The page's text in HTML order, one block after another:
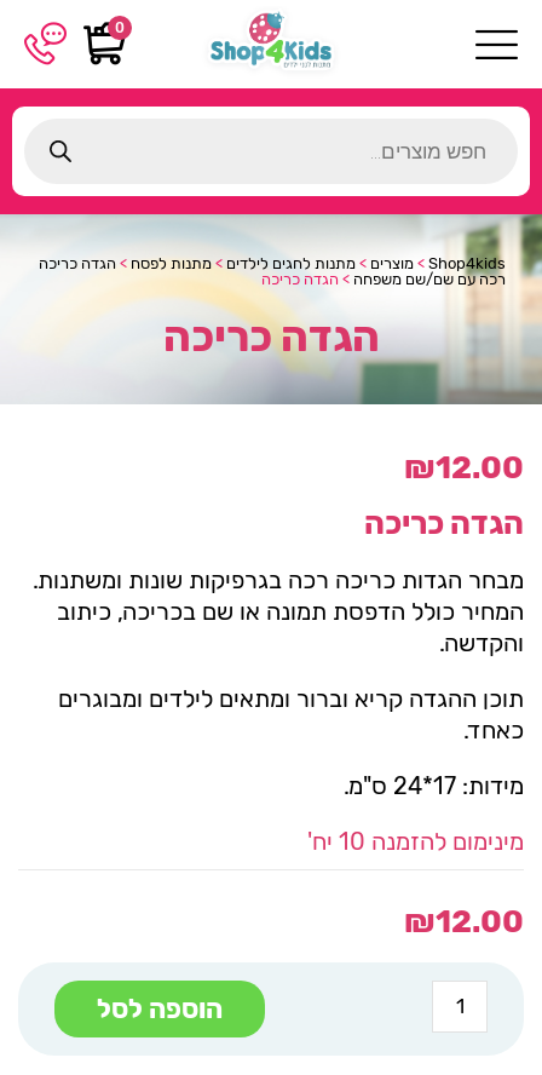
0
search
Shop4kids
> מוצרים > מתנות לחגים לילדים > מתנות לפסח > הגדה כריכה
רכה עם שם/שם משפחה > הגדה כריכה
הגדה כריכה
₪12.00
הגדה כריכה
מבחר הגדות כריכה רכה בגרפיקות שונות ומשתנות.
המחיר כולל הדפסת תמונה או שם בכריכה, כיתוב
והקדשה.
תוכן ההגדה קריא וברור ומתאים לילדים ומבוגרים
כאחד.
מידות: 17*24 ס"מ.
מינימום להזמנה 10 יח'
₪12.00
כמות
של
הגדה
הוספה לסל